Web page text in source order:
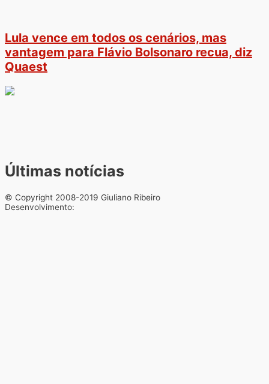
Lula vence em todos os cenários, mas
vantagem para Flávio Bolsonaro recua, diz
Quaest
Últimas notícias
© Copyright 2008-2019 Giuliano Ribeiro
Desenvolvimento: